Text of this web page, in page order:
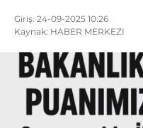
Giriş: 24-09-2025 10:26
Kaynak: HABER MERKEZI